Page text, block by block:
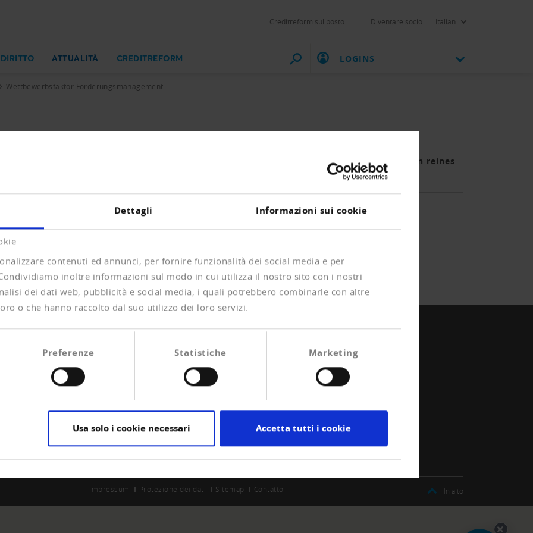
Dettagli Informazioni sui cookie
contenuti ed annunci, per fornire funzionalità dei social media e per
inoltre informazioni sul modo in cui utilizza il nostro sito con i nostri
dei dati web, pubblicità e social media, i quali potrebbero combinarle con altre
o che hanno raccolto dal suo utilizzo dei loro servizi.
Preferenze Statistiche Marketing
Usa solo i cookie necessari Accetta tutti i cookie
Creditreform sul posto Diventare socio Italian
ATTUALITÀ CREDITREFORM LOGINS
Wettbewerbsfaktor Forderungsmanagement
wird 2026 zu einem entscheidenden Erfolgsfaktor. Forderungsmanagement ist damit kein reines
integraler Bestandteil stabiler und nachhaltiger Geschäftsmodelle.
esperienze di pagamento
CREDITREFORM
Vostro diritto
Contatto
Impressum Protezione dei dati Sitemap Contatto In alto